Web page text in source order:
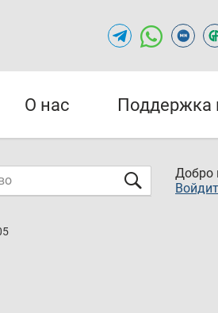
О нас Поддержка
Добро